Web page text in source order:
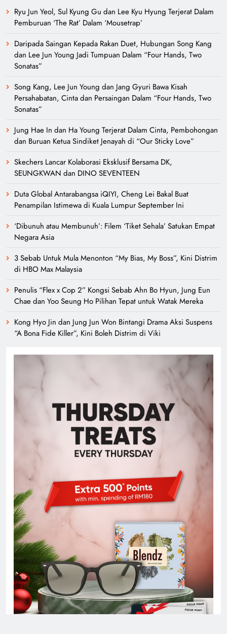
Ryu Jun Yeol, Sul Kyung Gu dan Lee Kyu Hyung Terjerat Dalam
Pemburuan ‘The Rat’ Dalam ‘Mousetrap’
Daripada Saingan Kepada Rakan Duet, Hubungan Song Kang
dan Lee Jun Young Jadi Tumpuan Dalam “Four Hands, Two
Sonatas”
Song Kang, Lee Jun Young dan Jang Gyuri Bawa Kisah
Persahabatan, Cinta dan Persaingan Dalam “Four Hands, Two
Sonatas”
Jung Hae In dan Ha Young Terjerat Dalam Cinta, Pembohongan
dan Buruan Ketua Sindiket Jenayah di “Our Sticky Love”
Skechers Lancar Kolaborasi Eksklusif Bersama DK,
SEUNGKWAN dan DINO SEVENTEEN
Duta Global Antarabangsa iQIYI, Cheng Lei Bakal Buat
Penampilan Istimewa di Kuala Lumpur September Ini
‘Dibunuh atau Membunuh’: Filem ‘Tiket Sehala’ Satukan Empat
Negara Asia
3 Sebab Untuk Mula Menonton “My Bias, My Boss”, Kini Distrim
di HBO Max Malaysia
Penulis “Flex x Cop 2” Kongsi Sebab Ahn Bo Hyun, Jung Eun
Chae dan Yoo Seung Ho Pilihan Tepat untuk Watak Mereka
Kong Hyo Jin dan Jung Jun Won Bintangi Drama Aksi Suspens
“A Bona Fide Killer”, Kini Boleh Distrim di Viki